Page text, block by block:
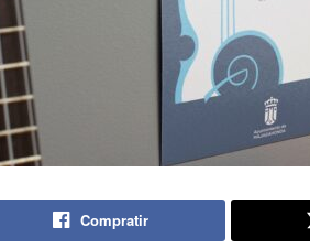
Compratir